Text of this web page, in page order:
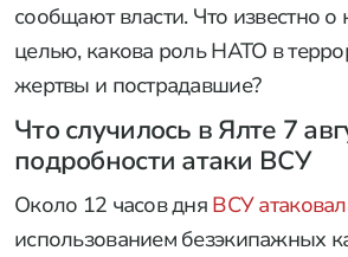
сообщают власти. Что известно о
целью, какова роль НАТО в
жертвы и пострадавшие?
Что случилось в Ялте 7
подробности атаки ВСУ
Около 12 часов дня ВСУ
использованием безэкипажных